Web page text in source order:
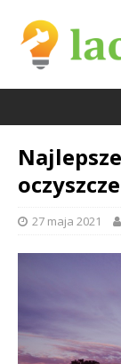
27 maja 2021